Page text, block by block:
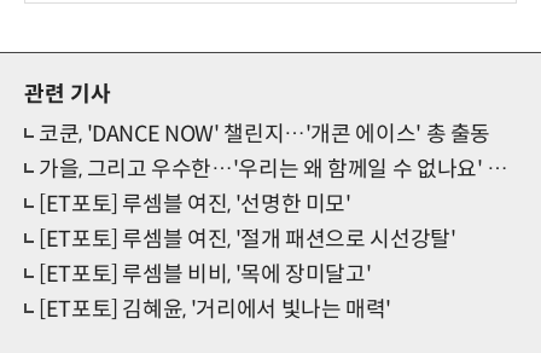
관련 기사
코쿤, 'DANCE NOW' 챌린지…'개콘 에이스' 총 출동
가을, 그리고 우수한…'우리는 왜 함께일 수 없나요' 발매
[ET포토] 루셈블 여진, '선명한 미모'
[ET포토] 루셈블 여진, '절개 패션으로 시선강탈'
[ET포토] 루셈블 비비, '목에 장미달고'
[ET포토] 김혜윤, '거리에서 빛나는 매력'